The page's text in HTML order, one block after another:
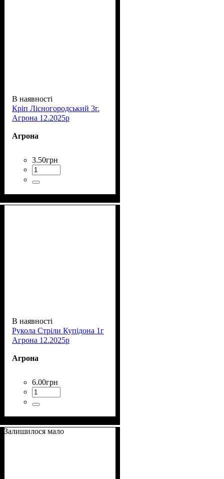
В наявності
Кріп Лісногородський 3г.
Агрона 12.2025р
Агрона
3.50грн
В наявності
Рукола Стріли Купідона 1г
Агрона 12.2025р
Агрона
6.00грн
Залишилося мало